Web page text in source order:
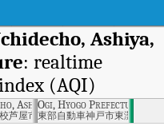
Ashiya,
: realtime
(AQI)
Ashiya, Hyogo Prefecture
芦屋市
Ogi, Hyogo Prefecture
東部自動車神戸市東灘区